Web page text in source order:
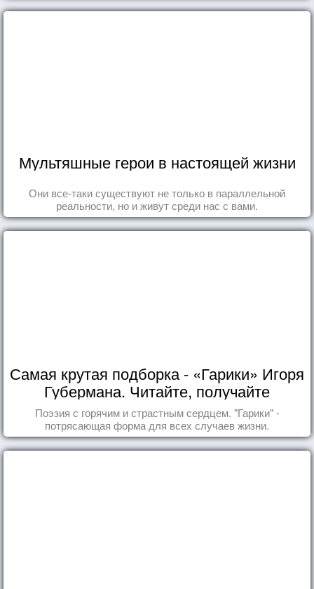
Мультяшные герои в настоящей жизни
Они все-таки существуют не только в параллельной
реальности, но и живут среди нас с вами.
Самая крутая подборка - «Гарики» Игоря
Губермана. Читайте, получайте
удовольствие!
Поэзия с горячим и страстным сердцем. "Гарики" -
потрясающая форма для всех случаев жизни.